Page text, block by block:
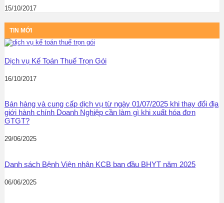
15/10/2017
TIN MỚI
Dịch vụ Kế Toán Thuế Trọn Gói
16/10/2017
Bán hàng và cung cấp dịch vụ từ ngày 01/07/2025 khi thay đổi địa
giới hành chính Doanh Nghiệp cần làm gì khi xuất hóa đơn
GTGT?
29/06/2025
Danh sách Bệnh Viện nhận KCB ban đầu BHYT năm 2025
06/06/2025